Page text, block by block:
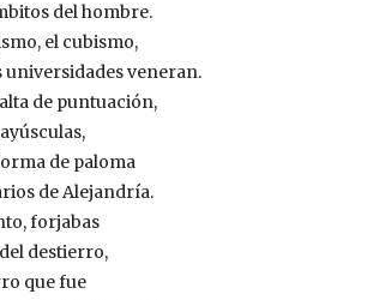
del hombre.
el cubismo,
universidades veneran.
de puntuación,
de paloma
de Alejandría.
forjabas
destierro,
que fue